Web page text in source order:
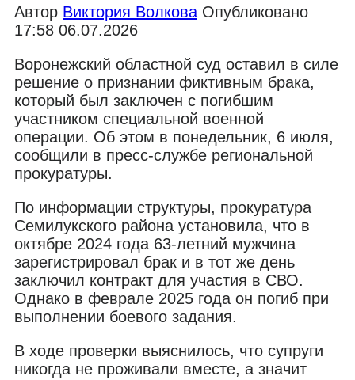
Автор Виктория Волкова Опубликовано
17:58 06.07.2026
Воронежский областной суд оставил в силе
решение о признании фиктивным брака,
который был заключен с погибшим
участником специальной военной
операции. Об этом в понедельник, 6 июля,
сообщили в пресс-службе региональной
прокуратуры.
По информации структуры, прокуратура
Семилукского района установила, что в
октябре 2024 года 63-летний мужчина
зарегистрировал брак и в тот же день
заключил контракт для участия в СВО.
Однако в феврале 2025 года он погиб при
выполнении боевого задания.
В ходе проверки выяснилось, что супруги
никогда не проживали вместе, а значит